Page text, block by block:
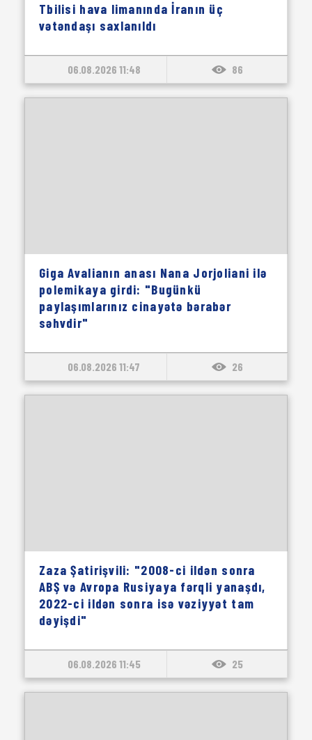
Tbilisi hava limanında İranın üç
vətəndaşı saxlanıldı
06.08.2026 11:48 86
Giga Avalianın anası Nana Jorjoliani ilə
polemikaya girdi: "Bugünkü
paylaşımlarınız cinayətə bərabər
səhvdir"
06.08.2026 11:47 26
Zaza Şatirişvili: "2008-ci ildən sonra
ABŞ və Avropa Rusiyaya fərqli yanaşdı,
2022-ci ildən sonra isə vəziyyət tam
dəyişdi"
06.08.2026 11:45 25